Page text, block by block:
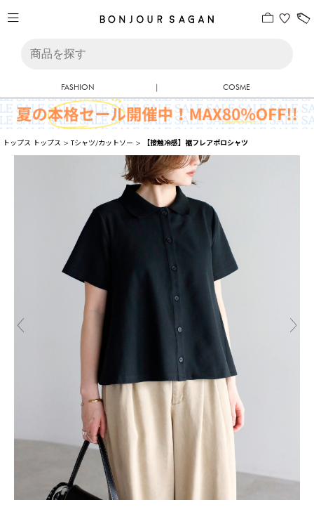
FASHION | COSME
トップス トップス >Tシャツ/カットソー > 【接触冷感】裾フレアポロシャツ